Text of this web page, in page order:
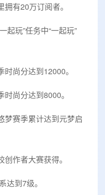
拥有20万订阅者。
起玩”任务中“一起玩”
时尚分达到12000。
时尚分达到8000。
梦赛季累计达到元梦启
创作者大赛获得。
达到7级。